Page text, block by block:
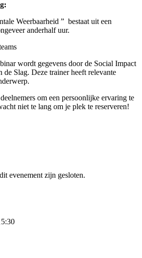
Weerbaarheid ” bestaat uit een
anderhalf uur.
wordt gegevens door de Social Impact
de Slag. Deze trainer heeft relevante
om een persoonlijke ervaring te
niet te lang om je plek te reserveren!
evenement zijn gesloten.